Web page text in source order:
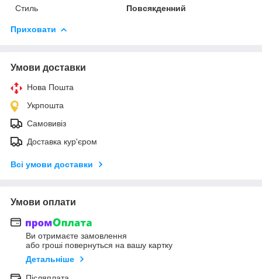
Стиль
Повсякденний
Приховати
Умови доставки
Нова Пошта
Укрпошта
Самовивіз
Доставка кур'єром
Всі умови доставки
Умови оплати
Ви отримаєте замовлення
або гроші повернуться на вашу картку
Детальніше